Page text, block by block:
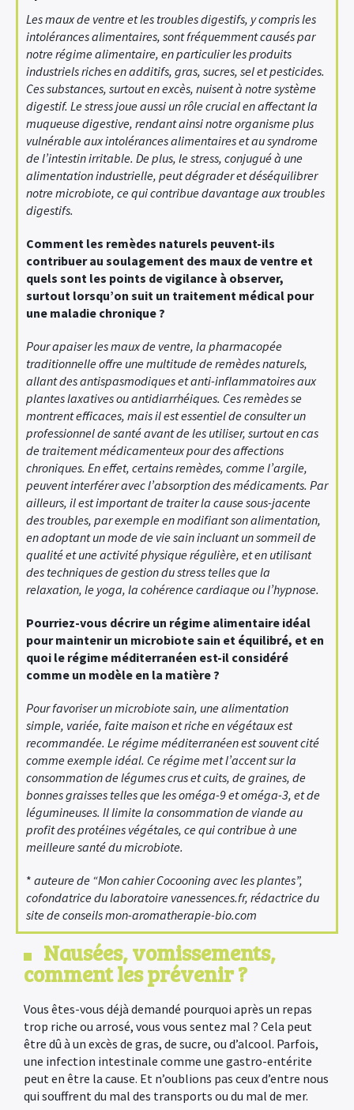
Les maux de ventre et les troubles digestifs, y compris les
intolérances alimentaires, sont fréquemment causés par
notre régime alimentaire, en particulier les produits
industriels riches en additifs, gras, sucres, sel et pesticides.
Ces substances, surtout en excès, nuisent à notre système
digestif. Le stress joue aussi un rôle crucial en affectant la
muqueuse digestive, rendant ainsi notre organisme plus
vulnérable aux intolérances alimentaires et au syndrome
de l’intestin irritable. De plus, le stress, conjugué à une
alimentation industrielle, peut dégrader et déséquilibrer
notre microbiote, ce qui contribue davantage aux troubles
digestifs.
Comment les remèdes naturels peuvent-ils
contribuer au soulagement des maux de ventre et
quels sont les points de vigilance à observer,
surtout lorsqu’on suit un traitement médical pour
une maladie chronique ?
Pour apaiser les maux de ventre, la pharmacopée
traditionnelle offre une multitude de remèdes naturels,
allant des antispasmodiques et anti-inflammatoires aux
plantes laxatives ou antidiarrhéiques. Ces remèdes se
montrent efficaces, mais il est essentiel de consulter un
professionnel de santé avant de les utiliser, surtout en cas
de traitement médicamenteux pour des affections
chroniques. En effet, certains remèdes, comme l’argile,
peuvent interférer avec l’absorption des médicaments. Par
ailleurs, il est important de traiter la cause sous-jacente
des troubles, par exemple en modifiant son alimentation,
en adoptant un mode de vie sain incluant un sommeil de
qualité et une activité physique régulière, et en utilisant
des techniques de gestion du stress telles que la
relaxation, le yoga, la cohérence cardiaque ou l’hypnose.
Pourriez-vous décrire un régime alimentaire idéal
pour maintenir un microbiote sain et équilibré, et en
quoi le régime méditerranéen est-il considéré
comme un modèle en la matière ?
Pour favoriser un microbiote sain, une alimentation
simple, variée, faite maison et riche en végétaux est
recommandée. Le régime méditerranéen est souvent cité
comme exemple idéal. Ce régime met l’accent sur la
consommation de légumes crus et cuits, de graines, de
bonnes graisses telles que les oméga-9 et oméga-3, et de
légumineuses. Il limite la consommation de viande au
profit des protéines végétales, ce qui contribue à une
meilleure santé du microbiote.
* auteure de “Mon cahier Cocooning avec les plantes”,
cofondatrice du laboratoire vanessences.fr, rédactrice du
site de conseils mon-aromatherapie-bio.com
Nausées, vomissements,
comment les prévenir ?
Vous êtes-vous déjà demandé pourquoi après un repas
trop riche ou arrosé, vous vous sentez mal ? Cela peut
être dû à un excès de gras, de sucre, ou d’alcool. Parfois,
une infection intestinale comme une gastro-entérite
peut en être la cause. Et n’oublions pas ceux d’entre nous
qui souffrent du mal des transports ou du mal de mer.